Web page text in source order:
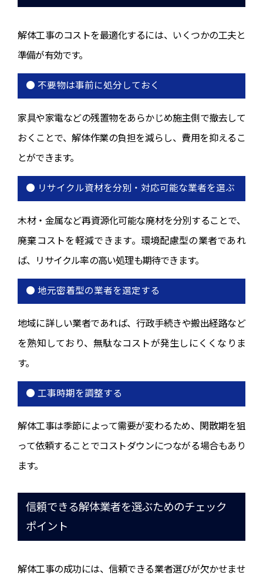
解体工事のコストを最適化するには、いくつかの工夫と
準備が有効です。
● 不要物は事前に処分しておく
家具や家電などの残置物をあらかじめ施主側で撤去して
おくことで、解体作業の負担を減らし、費用を抑えるこ
とができます。
● リサイクル資材を分別・対応可能な業者を選ぶ
木材・金属など再資源化可能な廃材を分別することで、
廃棄コストを軽減できます。環境配慮型の業者であれ
ば、リサイクル率の高い処理も期待できます。
● 地元密着型の業者を選定する
地域に詳しい業者であれば、行政手続きや搬出経路など
を熟知しており、無駄なコストが発生しにくくなりま
す。
● 工事時期を調整する
解体工事は季節によって需要が変わるため、閑散期を狙
って依頼することでコストダウンにつながる場合もあり
ます。
信頼できる解体業者を選ぶためのチェック
ポイント
解体工事の成功には、信頼できる業者選びが欠かせませ